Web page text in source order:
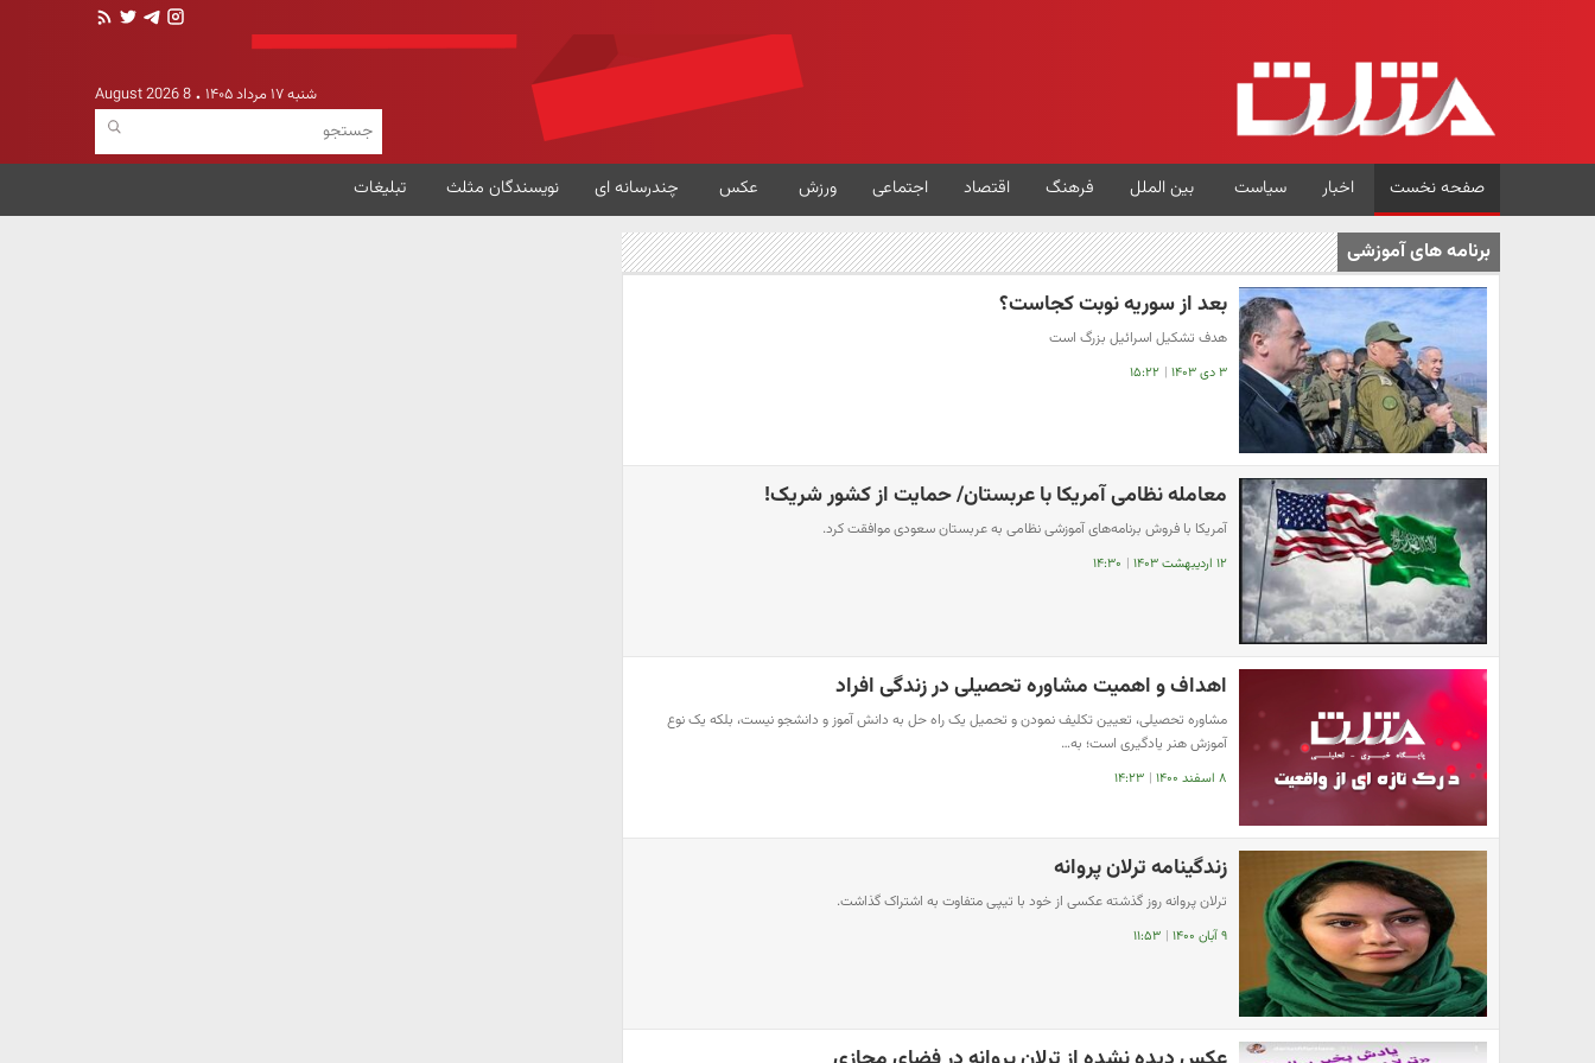
شنبه ۱۷ مرداد ۱۴۰۵ 8 August 2026
صفحه نخست اخبار سیاست بین الملل فرهنگ اقتصاد اجتماعی ورزش عکس چندرسانه ای نویسندگان مثلث تبلیغات
برنامه های آموزشی
بعد از سوریه نوبت کجاست؟
هدف تشکیل اسرائیل بزرگ است
۳ دی ۱۴۰۳ | ۱۵:۲۲
معامله نظامی آمریکا با عربستان/ حمایت از کشور شریک!
آمریکا با فروش برنامه‌های آموزشی نظامی به عربستان سعودی موافقت کرد.
۱۲ اردیبهشت ۱۴۰۳ | ۱۴:۳۰
اهداف و اهمیت مشاوره تحصیلی در زندگی افراد
مشاوره تحصیلی، تعیین تکلیف نمودن و تحمیل یک راه حل به دانش آموز و دانشجو نیست، بلکه یک نوع
آموزش هنر یادگیری است؛ به…
۸ اسفند ۱۴۰۰ | ۱۴:۲۳
زندگینامه ترلان پروانه
ترلان پروانه روز گذشته عکسی از خود با تیپی متفاوت به اشتراک گذاشت.
۹ آبان ۱۴۰۰ | ۱۱:۵۳